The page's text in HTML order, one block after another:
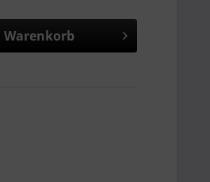
Warenkorb